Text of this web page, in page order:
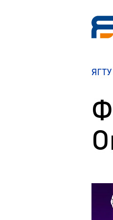
Памятка первокурсникам
ЯГТУ